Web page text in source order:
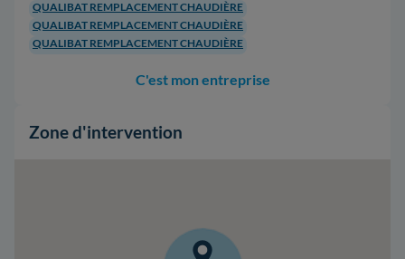
QUALIBAT REMPLACEMENT CHAUDIÈRE
QUALIBAT REMPLACEMENT CHAUDIÈRE
QUALIBAT REMPLACEMENT CHAUDIÈRE
C'est mon entreprise
Zone d'intervention